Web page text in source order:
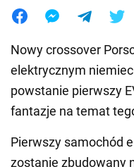
Nowy crossover
elektrycznym
powstanie pierwszy
fantazje na temat
Pierwszy samochód
zostanie zbudowany